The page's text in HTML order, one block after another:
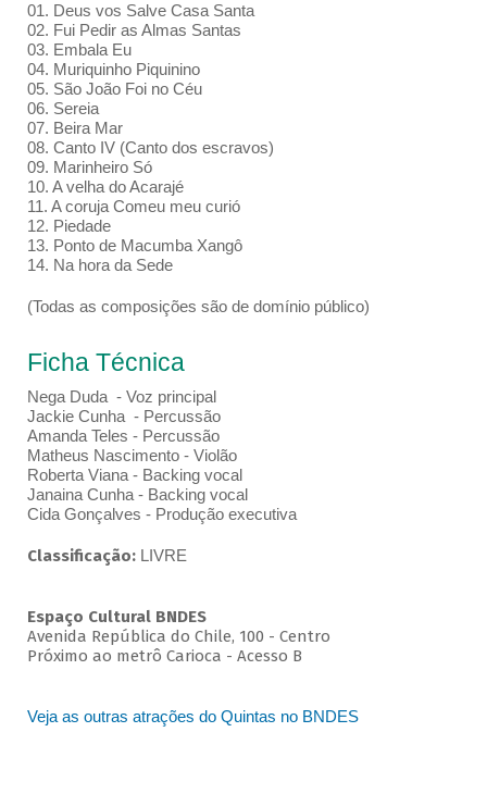
01. Deus vos Salve Casa Santa
02. Fui Pedir as Almas Santas
03. Embala Eu
04. Muriquinho Piquinino
05. São João Foi no Céu
06. Sereia
07. Beira Mar
08. Canto IV (Canto dos escravos)
09. Marinheiro Só
10. A velha do Acarajé
11. A coruja Comeu meu curió
12. Piedade
13. Ponto de Macumba Xangô
14. Na hora da Sede
(Todas as composições são de domínio público)
Ficha Técnica
Nega Duda - Voz principal
Jackie Cunha - Percussão
Amanda Teles - Percussão
Matheus Nascimento - Violão
Roberta Viana - Backing vocal
Janaina Cunha - Backing vocal
Cida Gonçalves - Produção executiva
Classificação: LIVRE
Espaço Cultural BNDES
Avenida República do Chile, 100 - Centro
Próximo ao metrô Carioca - Acesso B
Veja as outras atrações do Quintas no BNDES